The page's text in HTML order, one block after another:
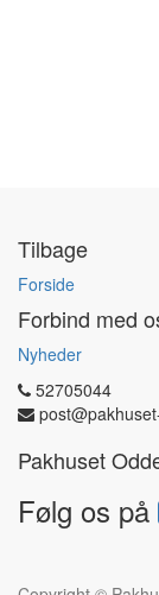
Tilbage
Forside
Forbind med
Nyheder
52705044
Pakhuset
Følg os på